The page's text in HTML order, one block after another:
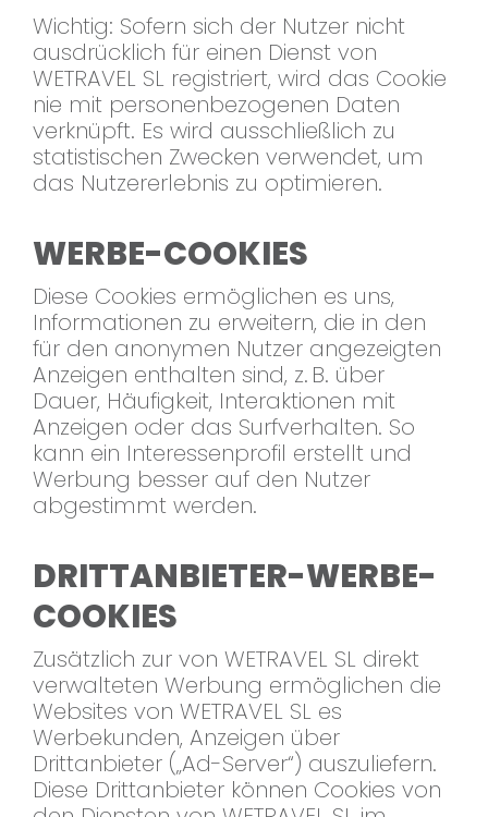
Wichtig: Sofern sich der Nutzer nicht
ausdrücklich für einen Dienst von
WETRAVEL SL registriert, wird das Cookie
nie mit personenbezogenen Daten
verknüpft. Es wird ausschließlich zu
statistischen Zwecken verwendet, um
das Nutzererlebnis zu optimieren.
WERBE-COOKIES
Diese Cookies ermöglichen es uns,
Informationen zu erweitern, die in den
für den anonymen Nutzer angezeigten
Anzeigen enthalten sind, z. B. über
Dauer, Häufigkeit, Interaktionen mit
Anzeigen oder das Surfverhalten. So
kann ein Interessenprofil erstellt und
Werbung besser auf den Nutzer
abgestimmt werden.
DRITTANBIETER-WERBE-
COOKIES
Zusätzlich zur von WETRAVEL SL direkt
verwalteten Werbung ermöglichen die
Websites von WETRAVEL SL es
Werbekunden, Anzeigen über
Drittanbieter („Ad-Server“) auszuliefern.
Diese Drittanbieter können Cookies von